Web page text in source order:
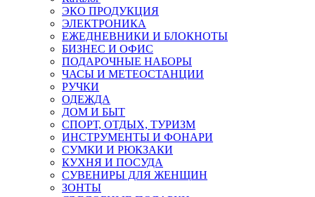
ЭКО ПРОДУКЦИЯ
ЭЛЕКТРОНИКА
ЕЖЕДНЕВНИКИ И БЛОКНОТЫ
БИЗНЕС И ОФИС
ПОДАРОЧНЫЕ НАБОРЫ
ЧАСЫ И МЕТЕОСТАНЦИИ
РУЧКИ
ОДЕЖДА
ДОМ И БЫТ
СПОРТ, ОТДЫХ, ТУРИЗМ
ИНСТРУМЕНТЫ И ФОНАРИ
СУМКИ И РЮКЗАКИ
КУХНЯ И ПОСУДА
СУВЕНИРЫ ДЛЯ ЖЕНЩИН
ЗОНТЫ